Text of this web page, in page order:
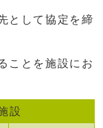
として協定を締
ことを施設にお
設